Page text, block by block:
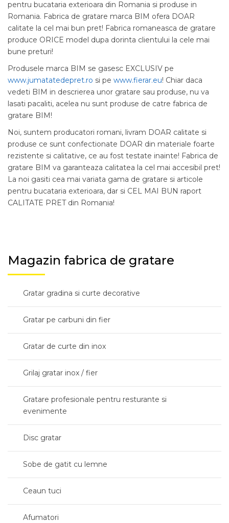
Magazin fabrica de gratare
Gratar gradina si curte decorative
Gratar pe carbuni din fier
Gratar de curte din inox
Grilaj gratar inox / fier
Gratare profesionale pentru resturante si
evenimente
Disc gratar
Sobe de gatit cu lemne
Ceaun tuci
Afumatori
pentru bucataria exterioara din Romania si produse in
Romania. Fabrica de gratare marca BIM ofera DOAR
calitate la cel mai bun pret! Fabrica romaneasca de gratare
produce ORICE model dupa dorinta clientului la cele mai
bune preturi!
Produsele marca BIM se gasesc EXCLUSIV pe
www.jumatatedepret.ro si pe www.fierar.eu! Chiar daca
vedeti BIM in descrierea unor gratare sau produse, nu va
lasati pacaliti, acelea nu sunt produse de catre fabrica de
gratare BIM!
Noi, suntem producatori romani, livram DOAR calitate si
produse ce sunt confectionate DOAR din materiale foarte
rezistente si calitative, ce au fost testate inainte! Fabrica de
gratare BIM va garanteaza calitatea la cel mai accesibil pret!
La noi gasiti cea mai variata gama de gratare si articole
pentru bucataria exterioara, dar si CEL MAI BUN raport
CALITATE PRET din Romania!